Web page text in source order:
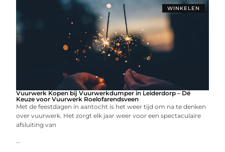
WINKELEN
Vuurwerk Kopen bij Vuurwerkdumper in Leiderdorp – Dé
Keuze voor Vuurwerk Roelofarendsveen
Met de feestdagen in aantocht is het weer tijd om na te denken
over vuurwerk. Het zorgt elk jaar weer voor een spectaculaire
afsluiting van
...